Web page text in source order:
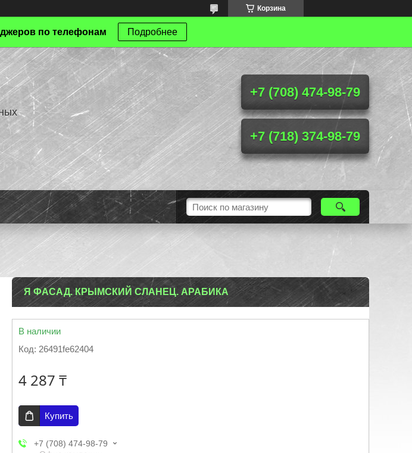
Корзина
по телефонам Подробнее
+7 (708) 474-98-79
+7 (718) 374-98-79
Я ФАСАД. КРЫМСКИЙ СЛАНЕЦ. АРАБИКА
В наличии
Код: 26491fe62404
4 287 ₸
Купить
+7 (708) 474-98-79